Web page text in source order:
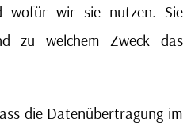
wofür wir sie nutzen. Sie
zu welchem Zweck das
die Datenübertragung im